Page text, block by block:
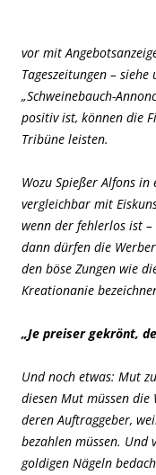
vor mit
Tageszeitungen –
„Schweinebauch-
positiv ist, können die
Tribüne leisten.
Wozu Spießer Alfons
vergleichbar mit
wenn der fehlerlos ist
dann dürfen die
den böse Zungen wie
Kreationanie
„Je preiser gekrönt,
Und noch etwas: Mut
diesen Mut müssen
deren Auftraggeber,
bezahlen müssen. Und
goldigen Nägeln